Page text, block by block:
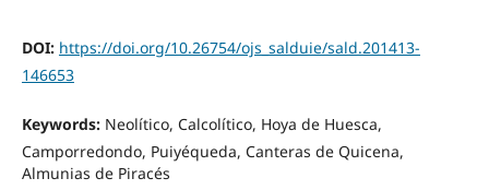
DOI: https://doi.org/10.26754/ojs_salduie/sald.201413-
146653
Keywords: Neolítico, Calcolítico, Hoya de Huesca,
Camporredondo, Puiyéqueda, Canteras de Quicena,
Almunias de Piracés